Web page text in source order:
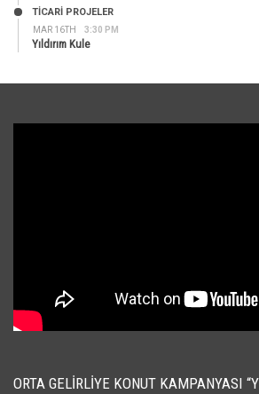
MAR 16TH 3:30 PM
TİCARİ PROJELER
Yıldırım Kule
ORTA GELIRLIYE KONUT KAMPANYASI